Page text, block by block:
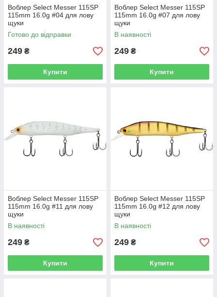
Воблер Select Messer 115SP
115mm 16.0g #04 для лову
щуки
Готово до відправки
249 ₴
Купити
Воблер Select Messer 115SP
115mm 16.0g #07 для лову
щуки
В наявності
249 ₴
Купити
Воблер Select Messer 115SP
115mm 16.0g #11 для лову
щуки
В наявності
249 ₴
Купити
Воблер Select Messer 115SP
115mm 16.0g #12 для лову
щуки
В наявності
249 ₴
Купити